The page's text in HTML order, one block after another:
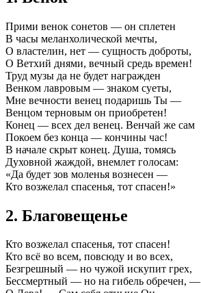
Прими венок сонетов — он сплетен
В часы меланхолической мечты,
О властелин, нет — сущность доброты,
О Ветхий днями, вечный средь времен!
Труд музы да не будет награжден
Венком лавровым — знаком суеты,
Мне вечности венец подаришь Ты —
Венцом терновым он приобретен!
Конец — всех дел венец. Венчай же сам
Покоем без конца — кончины час!
В начале скрыт конец. Душа, томясь
Духовной жаждой, внемлет голосам:
«Да будет зов моленья вознесен —
Кто возжелал спасенья, тот спасен!»
2. Благовещенье
Кто возжелал спасенья, тот спасен!
Кто всё во всем, повсюду и во всех,
Безгрешный — но чужой искупит грех,
Бессмертный — но на гибель обречен, —